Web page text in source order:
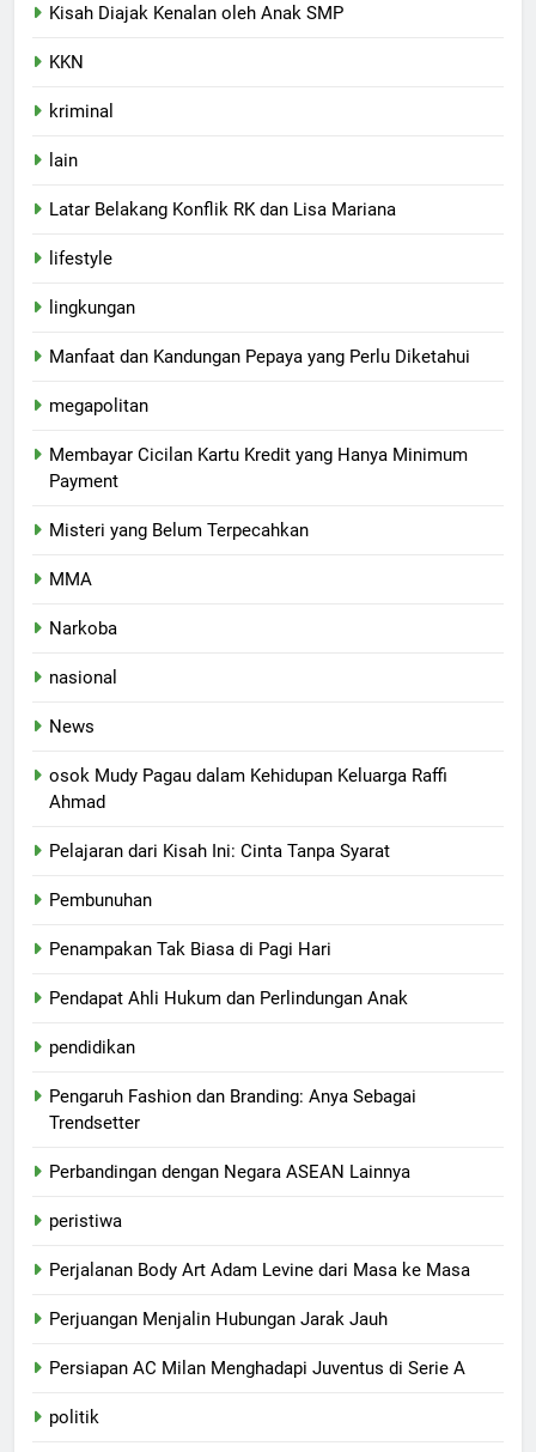
Kisah Diajak Kenalan oleh Anak SMP
KKN
kriminal
lain
Latar Belakang Konflik RK dan Lisa Mariana
lifestyle
lingkungan
Manfaat dan Kandungan Pepaya yang Perlu Diketahui
megapolitan
Membayar Cicilan Kartu Kredit yang Hanya Minimum
Payment
Misteri yang Belum Terpecahkan
MMA
Narkoba
nasional
News
osok Mudy Pagau dalam Kehidupan Keluarga Raffi
Ahmad
Pelajaran dari Kisah Ini: Cinta Tanpa Syarat
Pembunuhan
Penampakan Tak Biasa di Pagi Hari
Pendapat Ahli Hukum dan Perlindungan Anak
pendidikan
Pengaruh Fashion dan Branding: Anya Sebagai
Trendsetter
Perbandingan dengan Negara ASEAN Lainnya
peristiwa
Perjalanan Body Art Adam Levine dari Masa ke Masa
Perjuangan Menjalin Hubungan Jarak Jauh
Persiapan AC Milan Menghadapi Juventus di Serie A
politik